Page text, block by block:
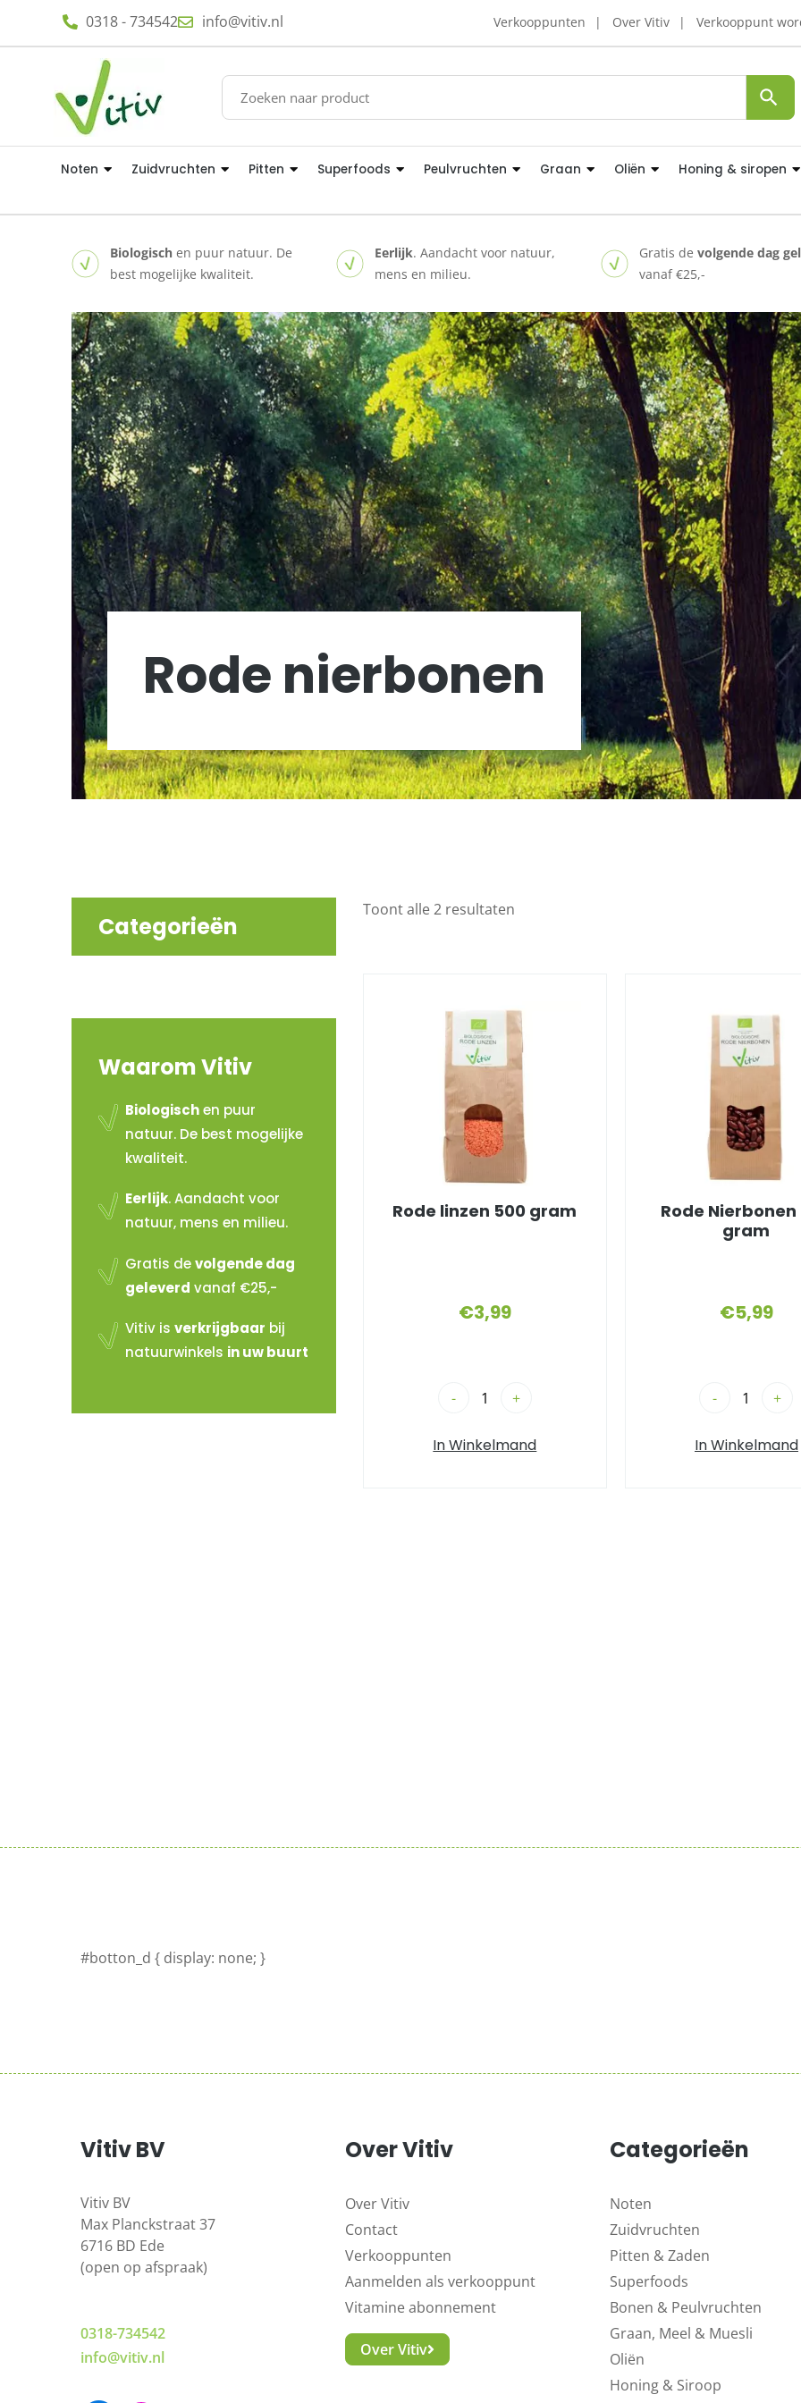
0318 - 734542 info@vitiv.nl Verkooppunten Over Vitiv Verkooppunt
Noten Zuidvruchten Pitten Superfoods Peulvruchten Graan Oliën Honing & siropen
Biologisch en puur natuur. De
best mogelijke kwaliteit.
Eerlijk. Aandacht voor natuur,
mens en milieu.
Gratis devolgende dag
vanaf €25,-
Rode nierbonen
Categorieën
Waarom Vitiv
Biologischen puur
natuur. De best mogelijke
kwaliteit.
Eerlijk. Aandacht voor
natuur, mens en milieu.
Gratis devolgende dag
geleverd vanaf €25,-
Vitiv is verkrijgbaar bij
natuurwinkels in uw buurt
Toont alle 2 resultaten
Rode linzen 500 gram
€3,99
- +
In Winkelmand
Rode Nierbonen
gram
€5,99
- +
In Winkelmand
#botton_d { display: none; }
Vitiv BV
Vitiv BV
Max Planckstraat 37
6716 BD Ede
(open op afspraak)
0318-734542
info@vitiv.nl
Over Vitiv
Over Vitiv
Contact
Verkooppunten
Aanmelden als verkooppunt
Vitamine abonnement
Over Vitiv
Categorieën
Noten
Zuidvruchten
Pitten & Zaden
Superfoods
Bonen & Peulvruchten
Graan, Meel & Muesli
Oliën
Honing & Siroop